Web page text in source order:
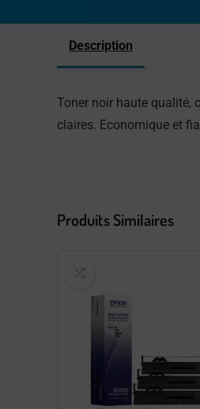
Description
Toner noir haute qualité,
claires. Economique et
Produits Similaires